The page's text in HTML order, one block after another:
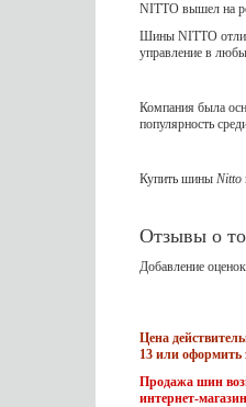
NITTO вышел на
Шины NITTO
управление в
Компания была
популярность
Купить шины Nitto
Отзывы о
Добавление
Цена
13 или оформить
Продажа шин
интернет-